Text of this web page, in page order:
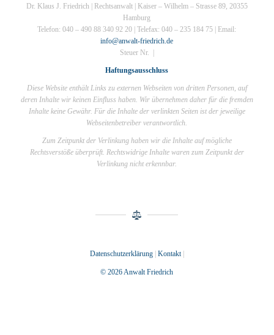
Dr. Klaus J. Friedrich | Rechtsanwalt | Kaiser – Wilhelm – Strasse 89, 20355
Hamburg
Telefon: 040 – 490 88 340 92 20 | Telefax: 040 – 235 184 75 | Email:
info@anwalt-friedrich.de
Steuer Nr. |
Haftungsausschluss
Diese Website enthält Links zu externen Webseiten von dritten Personen, auf
deren Inhalte wir keinen Einfluss haben. Wir übernehmen daher für die fremden
Inhalte keine Gewähr. Für die Inhalte der verlinkten Seiten ist der jeweilige
Webseitenbetreiber verantwortlich.
Zum Zeitpunkt der Verlinkung haben wir die Inhalte auf mögliche
Rechtsverstöße überprüft. Rechtswidrige Inhalte waren zum Zeitpunkt der
Verlinkung nicht erkennbar.
Datenschutzerklärung| Kontakt|
© 2026 Anwalt Friedrich